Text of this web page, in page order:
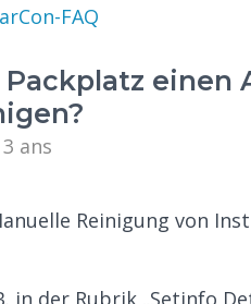
FAQ
einen
ans
Reinigung von
in der Rubrik „Setinfo